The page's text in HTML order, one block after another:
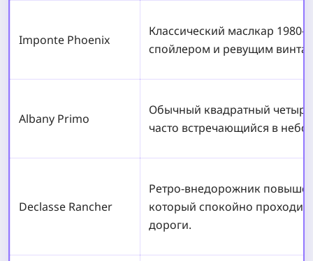
Imponte Phoenix
Классический маслкар
спойлером и ревущим
Albany Primo
Обычный квадратный
часто встречающийся в
Declasse Rancher
Ретро-внедорожник
который спокойно проходит
дороги.